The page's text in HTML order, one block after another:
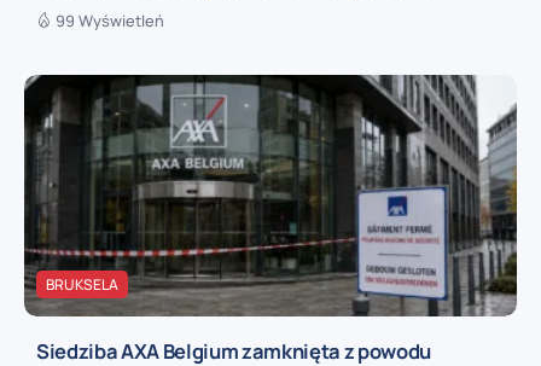
99 Wyświetleń
BRUKSELA
Siedziba AXA Belgium zamknięta z powodu